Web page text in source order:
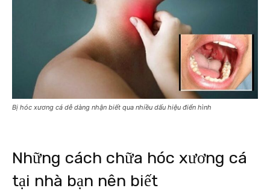
Bị hóc xương cá dễ dàng nhận biết qua nhiều dấu hiệu điển hình
Những cách chữa hóc xương cá
tại nhà bạn nên biết